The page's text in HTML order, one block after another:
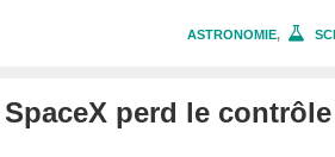
ASTRONOMIE,
perd le contrôle